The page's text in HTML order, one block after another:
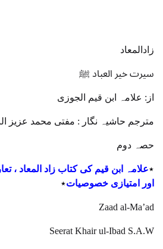
زادالمعاد
سیرت خیر العباد ﷺ
از: علامہ ابن قیم الجوزی
مترجم حاشیہ نگار : مفتی محمد عزیز
حصہ دوم
٭علامہ ابن قیم کی کتاب زاد المعاد ،
اور امتیازی خصوصیات٭
Zaad al-Ma’ad
Seerat Khair ul-Ibad S.A.W